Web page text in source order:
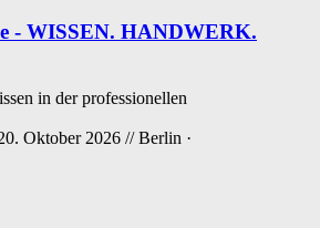
- WISSEN. HANDWERK.
in der professionellen
Oktober 2026 // Berlin ·